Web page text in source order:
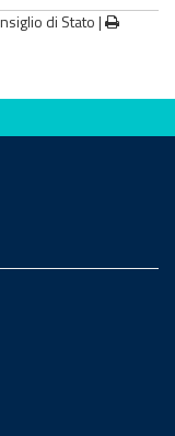
di Stato|